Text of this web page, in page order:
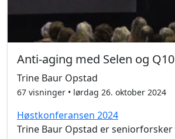
Anti-aging med Selen og Q10
Trine Baur Opstad
67 visninger • lørdag 26. oktober 2024
Høstkonferansen 2024